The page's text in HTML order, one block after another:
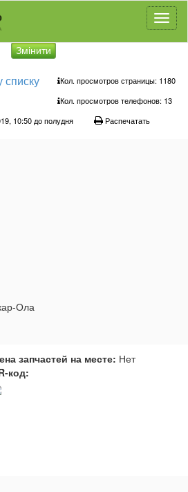
Змінити
списку
Кол. просмотров страницы: 1180
Кол. просмотров телефонов: 13
10:50 до полудня
Распечатать
Ола
запчастей на месте: Нет
код: